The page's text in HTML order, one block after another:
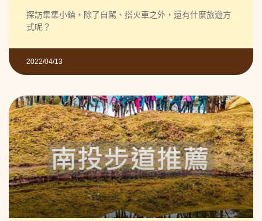
探訪集集小鎮，除了自駕、搭火車之外，還有什麼旅遊方
式呢？
2022/04/13